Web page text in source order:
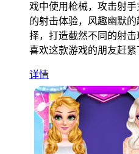
戏中使用枪械，攻击射
的射击体验，风趣幽默
择，打造截然不同的射击
喜欢这款游戏的朋友赶紧
详情